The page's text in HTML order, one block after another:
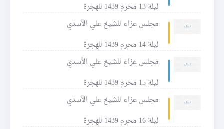
ليلة 13 محرم 1439 للهجرة
مجلس عزاء للشيخ علي الأسدي
ليلة 14 محرم 1439 للهجرة
مجلس عزاء للشيخ علي الأسدي
ليلة 15 محرم 1439 للهجرة
مجلس عزاء للشيخ علي الأسدي
ليلة 16 محرم 1439 للهجرة